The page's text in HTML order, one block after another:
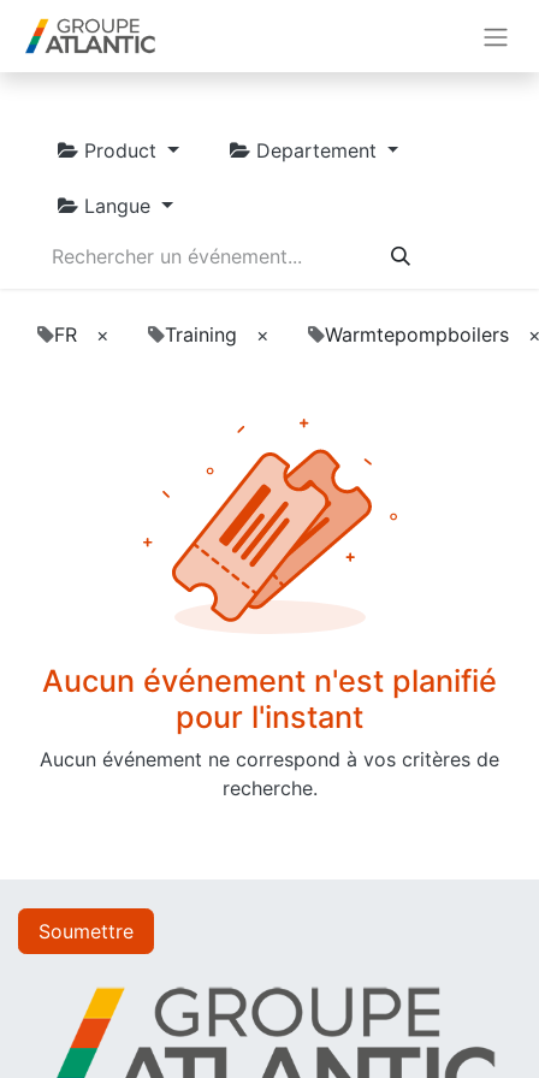
Product Departement
Langue
FR × Training × Warmtepompboilers
Aucun événement n'est planifié
pour l'instant
Aucun événement ne correspond à vos critères de
recherche.
Soumettre